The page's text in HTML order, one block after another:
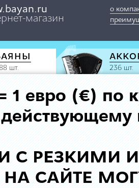
магазин
о
шт. 236 шт.
1 евро (€) по
действующему
С РЕЗКИМИ
САЙТЕ